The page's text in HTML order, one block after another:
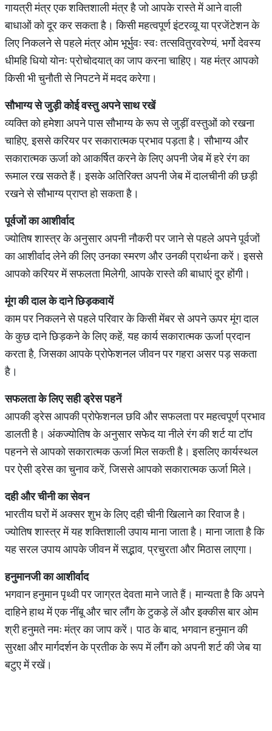
गायत्री मंत्र एक शक्तिशाली मंत्र है जो आपके रास्ते में आने वाली
बाधाओं को दूर कर सकता है। किसी महत्वपूर्ण इंटरव्यू या प्रजेंटेशन के
लिए निकलने से पहले मंत्र ओम भूर्भुवः स्वः तत्सवितुरवरेण्यं, भर्गो देवस्य
धीमहि धियो योनः प्रोचोदयात् का जाप करना चाहिए। यह मंत्र आपको
किसी भी चुनौती से निपटने में मदद करेगा।
सौभाग्यसेजुड़ीकोईवस्तुअपनेसाथरखें
व्यक्ति को हमेशा अपने पास सौभाग्य के रूप से जुड़ीं वस्तुओं को रखना
चाहिए, इससे करियर पर सकारात्मक प्रभाव पड़ता है। सौभाग्य और
सकारात्मक ऊर्जा को आकर्षित करने के लिए अपनी जेब में हरे रंग का
रूमाल रख सकते हैं। इसके अतिरिक्त अपनी जेब में दालचीनी की छड़ी
रखने से सौभाग्य प्राप्त हो सकता है।
पूर्वजोंकाआशीर्वाद
ज्योतिष शास्त्र के अनुसार अपनी नौकरी पर जाने से पहले अपने पूर्वजों
का आशीर्वाद लेने की लिए उनका स्मरण और उनकी प्रार्थना करें। इससे
आपको करियर में सफलता मिलेगी, आपके रास्ते की बाधाएं दूर होंगी।
मूंगकीदालकेदानेछिड़कवायें
काम पर निकलने से पहले परिवार के किसी मेंबर से अपने ऊपर मूंग दाल
के कुछ दाने छिड़कने के लिए कहें, यह कार्य सकारात्मक ऊर्जा प्रदान
करता है, जिसका आपके प्रोफेशनल जीवन पर गहरा असर पड़ सकता
है।
सफलताकेलिएसहीड्रेसपहनें
आपकी ड्रेस आपकी प्रोफेशनल छवि और सफलता पर महत्वपूर्ण प्रभाव
डालती है। अंकज्योतिष के अनुसार सफेद या नीले रंग की शर्ट या टॉप
पहनने से आपको सकारात्मक ऊर्जा मिल सकती है। इसलिए कार्यस्थल
पर ऐसी ड्रेस का चुनाव करें, जिससे आपको सकारात्मक ऊर्जा मिले।
दहीऔरचीनीकासेवन
भारतीय घरों में अक्सर शुभ के लिए दही चीनी खिलाने का रिवाज है।
ज्योतिष शास्त्र में यह शक्तिशाली उपाय माना जाता है। माना जाता है कि
यह सरल उपाय आपके जीवन में सद्भाव, प्रचुरता और मिठास लाएगा।
हनुमानजीकाआशीर्वाद
भगवान हनुमान पृथ्वी पर जाग्रत देवता माने जाते हैं। मान्यता है कि अपने
दाहिने हाथ में एक नींबू और चार लौंग के टुकड़े लें और इक्कीस बार ओम
श्री हनुमते नमः मंत्र का जाप करें। पाठ के बाद, भगवान हनुमान की
सुरक्षा और मार्गदर्शन के प्रतीक के रूप में लौंग को अपनी शर्ट की जेब या
बटुए में रखें।